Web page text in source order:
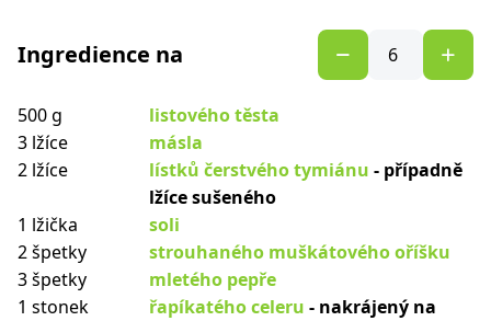
Ingredience na
500 g
listového těsta
3 lžíce
másla
2 lžíce
lístků čerstvého tymiánu - případně
lžíce sušeného
1 lžička
soli
2 špetky
strouhaného muškátového oříšku
3 špetky
mletého pepře
1 stonek
řapíkatého celeru - nakrájený na